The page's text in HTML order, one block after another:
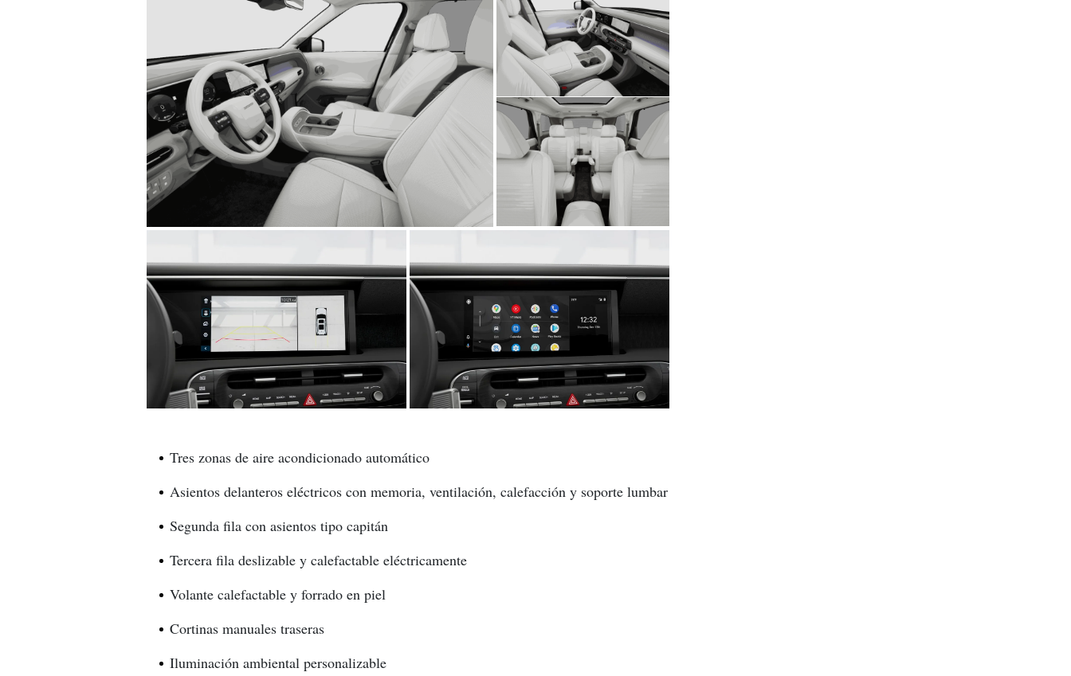
Tres zonas de aire acondicionado automático
Asientos delanteros eléctricos con memoria, ventilación, calefacción y soporte lumbar
Segunda fila con asientos tipo capitán
Tercera fila deslizable y calefactable eléctricamente
Volante calefactable y forrado en piel
Cortinas manuales traseras
Iluminación ambiental personalizable